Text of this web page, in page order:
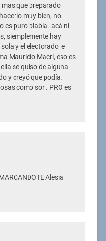
que preparado
muy bien, no
es puro blabla..acá ni
siemplemente hay
y el electorado le
Mauricio Macri, eso es
se quiso de alguna
y creyó que podía.
como son. PRO es
Alesia